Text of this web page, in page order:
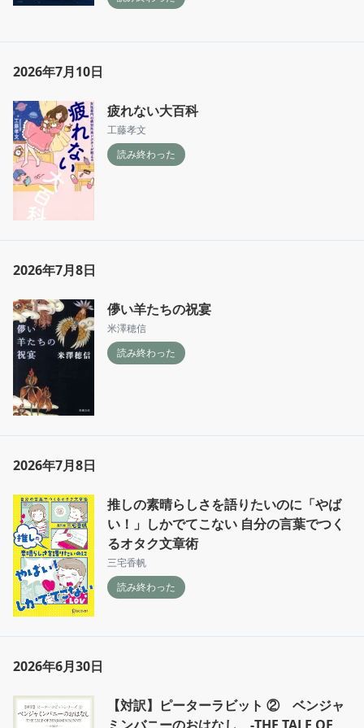
2026年7月10日
疲れない大百科
工藤孝文
読み終わった
2026年7月8日
儚い羊たちの祝宴
米澤穂信
読み終わった
2026年7月8日
推しの素晴らしさを語りたいのに「やば
い！」しかでてこない 自分の言葉でつく
るオタク文章術
三宅香帆
読み終わった
2026年6月30日
【対訳】ピーターラビット ② ベンジャ